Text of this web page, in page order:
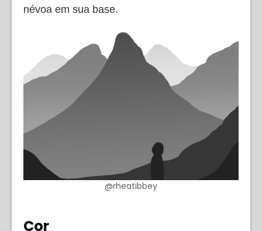
névoa em sua base.
@rheatibbey
Cor